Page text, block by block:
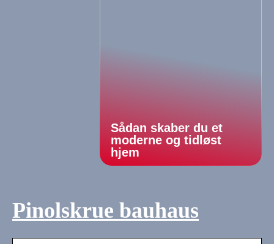
Sådan skaber du et
moderne og tidløst
hjem
Pinolskrue bauhaus